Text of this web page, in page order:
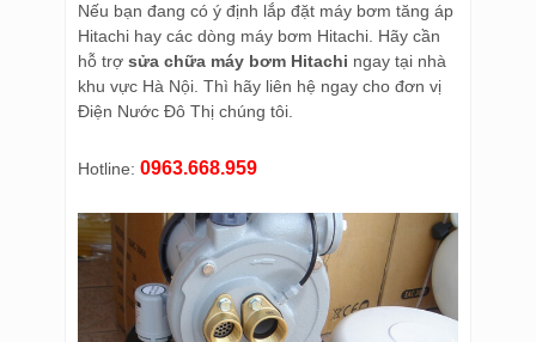
Nếu bạn đang có ý định lắp đặt máy bơm tăng áp
Hitachi hay các dòng máy bơm Hitachi. Hãy cần
hỗ trợ sửa chữa máy bơm Hitachi ngay tại nhà
khu vực Hà Nội. Thì hãy liên hệ ngay cho đơn vị
Điện Nước Đô Thị chúng tôi.
Hotline: 0963.668.959